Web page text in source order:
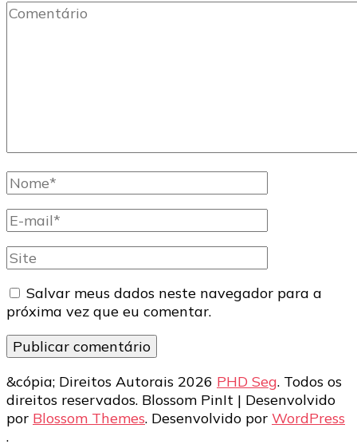
Comentário
Nome
completo
E-
mail
Site
Salvar meus dados neste navegador para a
próxima vez que eu comentar.
&cópia; Direitos Autorais 2026 PHD Seg. Todos os
direitos reservados. Blossom PinIt | Desenvolvido
por Blossom Themes. Desenvolvido por WordPress
.